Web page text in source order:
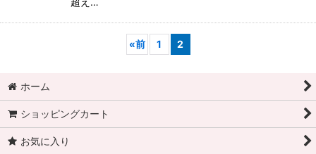
«前 1 2
ホーム
ショッピングカート
お気に入り